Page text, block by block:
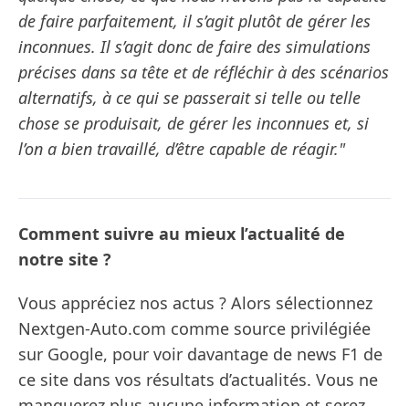
de faire parfaitement, il s’agit plutôt de gérer les
inconnues. Il s’agit donc de faire des simulations
précises dans sa tête et de réfléchir à des scénarios
alternatifs, à ce qui se passerait si telle ou telle
chose se produisait, de gérer les inconnues et, si
l’on a bien travaillé, d’être capable de réagir."
Comment suivre au mieux l’actualité de
notre site ?
Vous appréciez nos actus ? Alors sélectionnez
Nextgen-Auto.com comme source privilégiée
sur Google, pour voir davantage de news F1 de
ce site dans vos résultats d’actualités. Vous ne